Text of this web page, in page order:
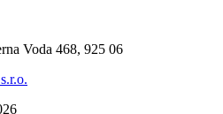
Voda 468, 925 06